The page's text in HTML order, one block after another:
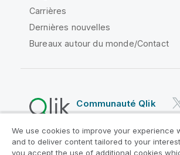
Carrières
Dernières nouvelles
Bureaux autour du monde/Contact
Communauté Qlik
Contrats juridiques
Conditions d'utilisation des produits
We use cookies to improve your experience
and to deliver content tailored to your
you accept the use of additional cookies